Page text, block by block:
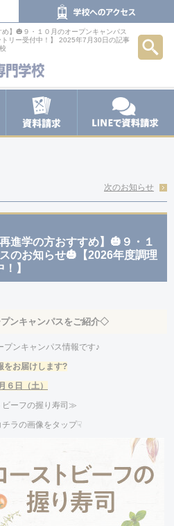
】🎃９・１０月のオープンキャンパス
リー受付中！】 2025年7月30日の記事
お問い合わせ
次のお知らせ
進学の方おすすめ】🎃９・１
のお知らせ🎃【2026年度調理
】
ンキャンパスをご紹介◇
プンキャンパス情報です♪
をお届けし ます?
月６ 日（土）
ーフの握り寿司≫
チラの画像をタップ☟